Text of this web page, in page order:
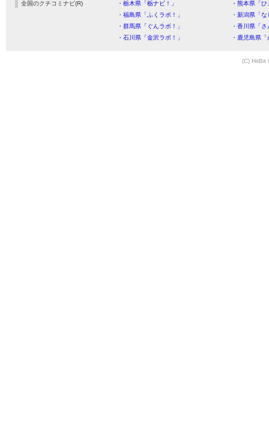
全国のクチコミナビ(R) ・栃木県「栃ナビ！」
・熊本県「
・福島県「ふくラボ！」
・新潟県「
・群馬県「ぐんラボ！」
・香川県「
・石川県「金沢ラボ！」
・鹿児島県
(C) HitBit